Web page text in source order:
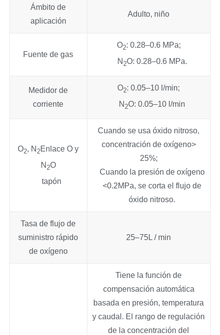
Ámbito de
aplicación
Adulto, niño
Fuente de gas
O2: 0.28–0.6 MPa;
N 2O: 0.28–0.6 MPa.
Medidor de
corriente
O2: 0.05–10 l/min;
N 2O: 0.05–10 l/min
O2, N 2Enlace O y
N 2O
tapón
Cuando se usa óxido nitroso,
concentración de oxígeno>
25%;
Cuando la presión de oxígeno
<0.2MPa, se corta el flujo de
óxido nitroso.
Tasa de flujo de
suministro rápido
de oxígeno
25–75L / min
Tiene la función de
compensación automática
basada en presión, temperatura
y caudal. El rango de regulación
de la concentración del